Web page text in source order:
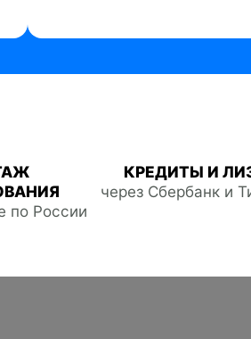
по России
КРЕДИТЫ И
через Сбербанк и